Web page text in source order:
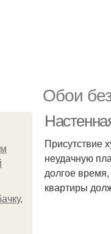
Обои
Присутствие
неудачную
долгое
квартиры